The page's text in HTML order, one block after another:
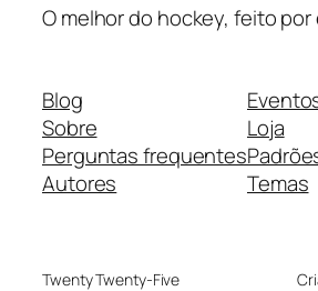
O melhor do hockey, feito por
Blog
Sobre
Perguntas frequentes
Autores
Loja
Temas
Twenty Twenty-Five